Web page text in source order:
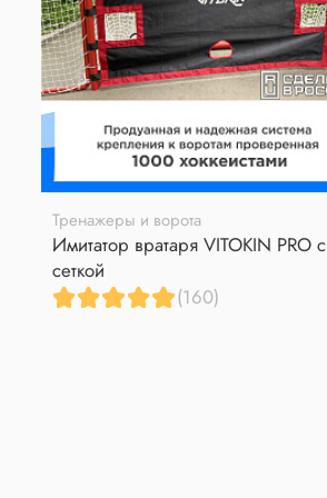
Тренажеры и ворота
Имитатор вратаря VITOKIN PRO с
сеткой
(160)